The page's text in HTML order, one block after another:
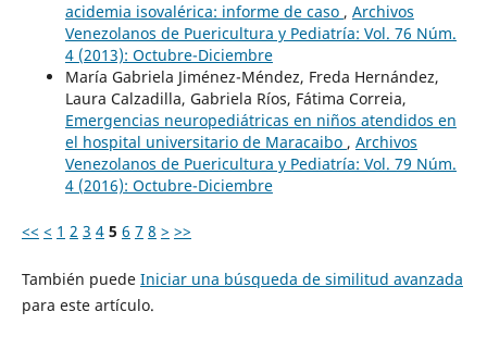
acidemia isovalérica: informe de caso , Archivos
Venezolanos de Puericultura y Pediatría: Vol. 76 Núm.
4 (2013): Octubre-Diciembre
María Gabriela Jiménez-Méndez, Freda Hernández,
Laura Calzadilla, Gabriela Ríos, Fátima Correia,
Emergencias neuropediátricas en niños atendidos en
el hospital universitario de Maracaibo , Archivos
Venezolanos de Puericultura y Pediatría: Vol. 79 Núm.
4 (2016): Octubre-Diciembre
<< < 1 2 3 4 5 6 7 8 > >>
También puede Iniciar una búsqueda de similitud avanzada
para este artículo.